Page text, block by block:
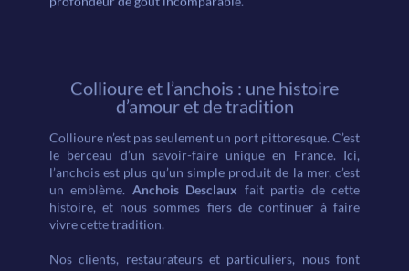
8
9
7
8
Collioure et l’anchois : une histoire
d’amour et de tradition
Collioure n’est pas seulement un port pittoresque. C’est
le berceau d’un savoir-faire unique en France. Ici,
l’anchois est plus qu’un simple produit de la mer, c’est
un emblème. Anchois Desclaux fait partie de cette
histoire, et nous sommes fiers de continuer à faire
vivre cette tradition.
Nos clients, restaurateurs et particuliers, nous font